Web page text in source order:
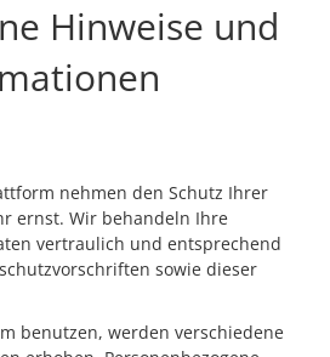
Hinweise und
nehmen den Schutz Ihrer
ernst. Wir behandeln Ihre
vertraulich und entsprechend
sowie dieser
benutzen, werden verschiedene